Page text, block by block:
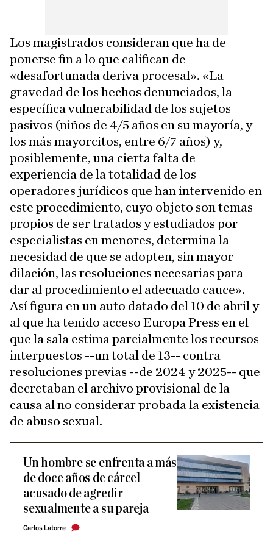
Los magistrados consideran que ha de
ponerse fin a lo que califican de
«desafortunada deriva procesal». «La
gravedad de los hechos denunciados, la
específica vulnerabilidad de los sujetos
pasivos (niños de 4/5 años en su mayoría, y
los más mayorcitos, entre 6/7 años) y,
posiblemente, una cierta falta de
experiencia de la totalidad de los
operadores jurídicos que han intervenido en
este procedimiento, cuyo objeto son temas
propios de ser tratados y estudiados por
especialistas en menores, determina la
necesidad de que se adopten, sin mayor
dilación, las resoluciones necesarias para
dar al procedimiento el adecuado cauce».
Así figura en un auto datado del 10 de abril y
al que ha tenido acceso Europa Press en el
que la sala estima parcialmente los recursos
interpuestos --un total de 13-- contra
resoluciones previas --de 2024 y 2025-- que
decretaban el archivo provisional de la
causa al no considerar probada la existencia
de abuso sexual.
Un hombre se enfrenta a más
de doce años de cárcel
acusado de agredir
sexualmente a su pareja
Carlos Latorre